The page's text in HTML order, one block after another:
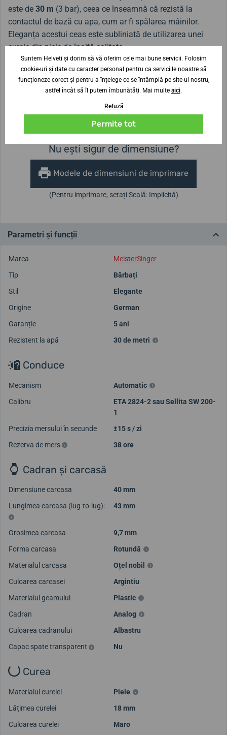
este de 30 m (3 bar), ceea ce înseamnă că rezistă la
contactul de bază cu apa, cum ar fi spălarea mâinilor.
Eleganța acestui ceas este subliniată de utilizarea unei
curele din piele de înaltă calitate.
Lățimea curelei
18 mm
Diametrul carcasei
Nu ești sigur de dimensiune?
Modele de dimensiuni de imprimare
(Pentru imprimare, setați Scală: Implicită)
Parametri și funcții
Marca
MeisterSinger
Tip
Bărbați
Stil
Elegante
Origine
German
Garanție
5 ani
Rezistent la apă
30 de metri
Conduce
Mecanism
Automatic
Calibru
ETA 2824-2 sau Sellita SW 200-
1
Precizia mersului în secunde
±15 s / zi
Rezerva de mers
38 ore
Cadran și carcasă
Dimensiune carcasa
40 mm
Lungimea carcasa (lug-to-lug):
43 mm
Grosimea carcasa
9,7 mm
Forma carcasa
Rotundă
Materialul carcasa
Oțel nobil
Culoarea carcasei
Argintiu
Materialul geamului
Plastic
Cadran
Analog
Culoarea cadranului
Albastru
Capac spate transparent
Nu
Curea
Materialul curelei
Piele
Lățimea curelei
18 mm
Culoarea curelei
Maro
Suntem Helveti și dorim să vă oferim cele mai bune servicii. Folosim
cookie-uri și date cu caracter personal pentru ca serviciile noastre să
funcționeze corect și pentru a înțelege ce se întâmplă pe site-ul nostru,
astfel încât să îl putem îmbunătăți. Mai multe aici.
Refuză
Permite tot